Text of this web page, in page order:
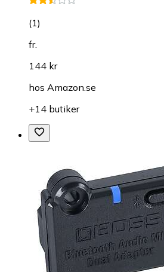
(1)
fr.
144 kr
hos Amazon.se
+14 butiker